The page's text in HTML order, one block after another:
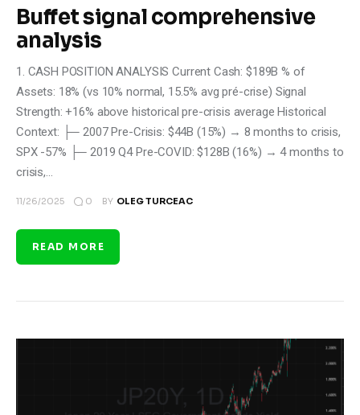
Buffet signal comprehensive
analysis
1. CASH POSITION ANALYSIS Current Cash: $189B % of
Assets: 18% (vs 10% normal, 15.5% avg pré-crise) Signal
Strength: +16% above historical pre-crisis average Historical
Context: ├─ 2007 Pre-Crisis: $44B (15%) → 8 months to crisis,
SPX -57% ├─ 2019 Q4 Pre-COVID: $128B (16%) → 4 months to
crisis,…
11/26/2025 0 BY OLEG TURCEAC
READ MORE